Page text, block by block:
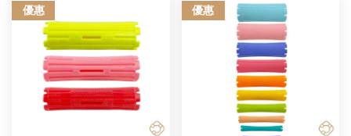
優惠 優惠